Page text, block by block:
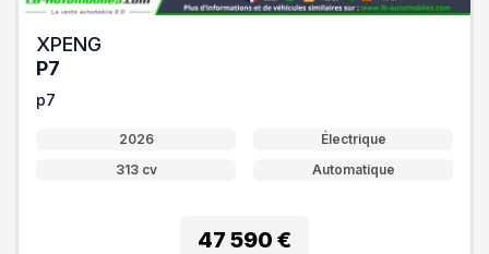
XPENG
P7
p7
2026
Électrique
313 cv
Automatique
47 590 €